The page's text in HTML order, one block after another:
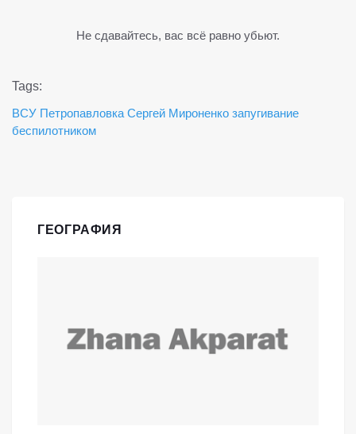
Не сдавайтесь, вас всё равно убьют.
Tags:
ВСУ Петропавловка Сергей Мироненко запугивание
беспилотником
ГЕОГРАФИЯ